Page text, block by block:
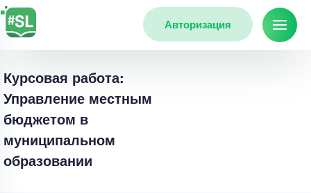
Авторизация
Курсовая работа:
Управление местным
бюджетом в
муниципальном
образовании